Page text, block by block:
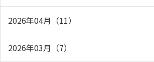
2026年04月（11）
2026年03月（7）